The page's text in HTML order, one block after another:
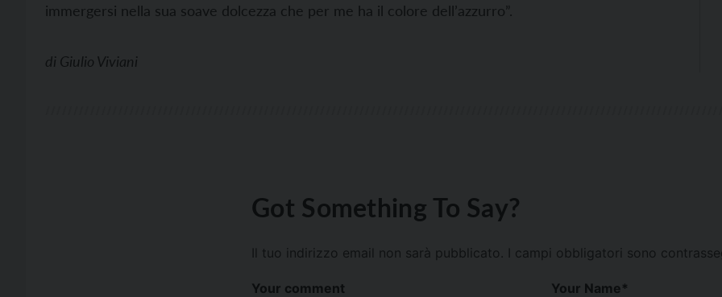
immergersi nella sua soave dolcezza che per me ha il colore dell’azzurro”.
di Giulio Viviani
Got Something To Say?
Il tuo indirizzo email non sarà pubblicato. I campi obbligatori sono
Your comment Your Name*